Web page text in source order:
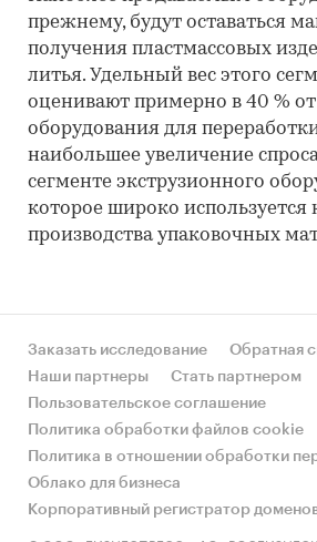
прежнему, будут оставаться
получения пластмассовых
литья. Удельный вес этого
оценивают примерно в 40 %
оборудования для
наибольшее увеличение
сегменте экструзионного
которое широко используется
производства упаковочных
Заказать исследование
Обратная
Наши партнеры
Стать партнером
Пользовательское соглашение
Политика обработки файлов cookie
Политика в отношении обработки
Облако для бизнеса
Корпоративный регистратор